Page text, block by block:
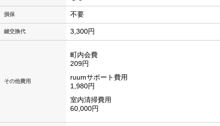
損保 不要
鍵交換代 3,300円
その他費用
町内会費
209円
ruumサポート費用
1,980円
室内清掃費用
60,000円